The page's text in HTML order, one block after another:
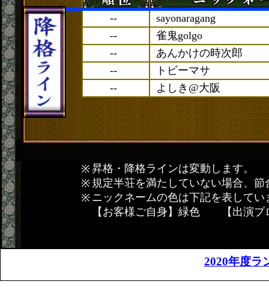
--
sayonaragang
--
雀鬼golgo
--
あんかけの時次郎
--
トビーマサ
--
よしき@大阪
昇格・降格ラインは変動します。
規定半荘を満たしていない場合、
ニックネームの色は下記を表してい
【お客様ご自身】緑色 【出演
2020年度ラ